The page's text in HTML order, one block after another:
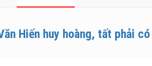
Hiến huy hoàng, tất phải